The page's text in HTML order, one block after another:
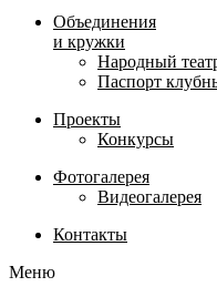
Объединения
и кружки
Народный
Паспорт
Проекты
Конкурсы
Фотогалерея
Видеогалерея
Контакты
Меню